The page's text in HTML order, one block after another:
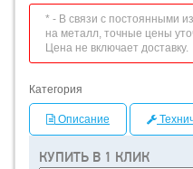
КУПИТЬ В 1 КЛИК
* - В связи с постоянными
на металл, точные цены
Цена не включает доставку.
Категория
Описание